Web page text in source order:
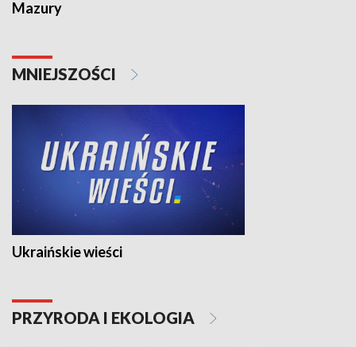
Mazury
MNIEJSZOŚCI
Ukraińskie wieści
PRZYRODA I EKOLOGIA